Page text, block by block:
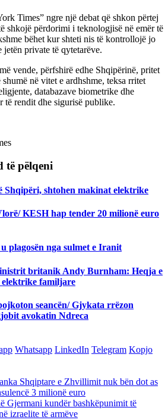
Times” ngre një debat që shkon përtej
shkojë përdorimi i teknologjisë në emër të
bëhet kur shteti nis të kontrollojë jo
private të qytetarëve.
vende, përfshirë edhe Shqipërinë, pritet
në vitet e ardhshme, teksa rritet
databazave biometrike dhe
rendit dhe sigurisë publike.
të pëlqeni
Shqipëri, shtohen makinat elektrike
KESH hap tender 20 milionë euro
plagosën nga sulmet e Iranit
britanik Andy Burnham: Heqja e
elektrike familjare
seancën/ Gjykata rrëzon
avokatin Ndreca
Whatsapp LinkedIn Telegram Kopjo
Shqiptare e Zhvillimit nuk bën dot as
3 milionë euro
Gjermani kundër bashkëpunimit të
izraelite të armëve